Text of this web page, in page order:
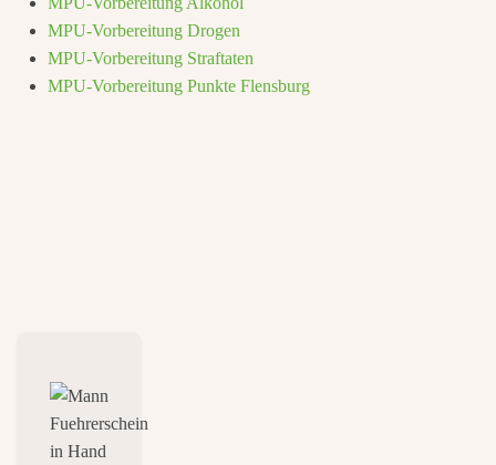
MPU-Vorbereitung Drogen
MPU-Vorbereitung Straftaten
MPU-Vorbereitung Punkte Flensburg